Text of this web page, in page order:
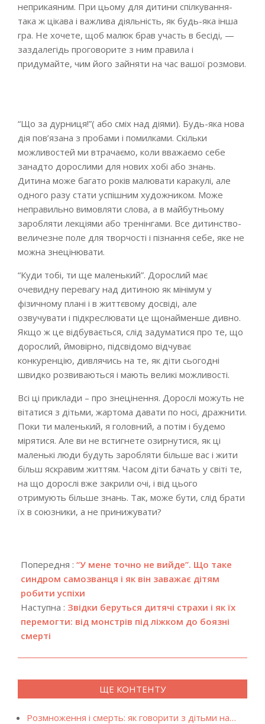
неприкаяним. При цьому для дитини спілкування-
така ж цікава і важлива діяльність, як будь-яка інша
гра. Не хочете, щоб малюк брав участь в бесіді, —
заздалегідь проговорите з ним правила і
придумайте, чим його зайняти на час вашої розмови.
“Що за дурниця!”( або сміх над діями). Будь-яка нова
дія пов’язана з пробами і помилками. Скільки
можливостей ми втрачаємо, коли вважаємо себе
занадто дорослими для нових хобі або знань.
Дитина може багато років малювати каракулі, але
одного разу стати успішним художником. Може
неправильно вимовляти слова, а в майбутньому
заробляти лекціями або тренінгами. Все дитинство-
величезне поле для творчості і пізнання себе, яке не
можна знецінювати.
“Куди тобі, ти ще маленький”. Дорослий має
очевидну перевагу над дитиною як мінімум у
фізичному плані і в життєвому досвіді, але
озвучувати і підкреслювати це щонайменше дивно.
Якщо ж це відбувається, слід задуматися про те, що
дорослий, ймовірно, підсвідомо відчуває
конкуренцію, дивлячись на те, як діти сьогодні
швидко розвиваються і мають великі можливості.
Всі ці приклади – про знецінення. Дорослі можуть не
вітатися з дітьми, жартома давати по носі, дражнити.
Поки ти маленький, я головний, а потім і будемо
мірятися. Але ви не встигнете озирнутися, як ці
маленькі люди будуть заробляти більше вас і жити
більш яскравим життям. Часом діти бачать у світі те,
на що дорослі вже закрили очі, і від цього
отримують більше знань. Так, може бути, слід брати
їх в союзники, а не принижувати?
07-
14
Попередня : “У мене точно не вийде”. Що таке
синдром самозванця і як він заважає дітям
робити успіхи
Наступна : Звідки беруться дитячі страхи і як їх
перемогти: від монстрів під ліжком до боязні
смерті
ЩЕ КОНТЕНТУ
Розмноження і смерть: як говорити з дітьми на…